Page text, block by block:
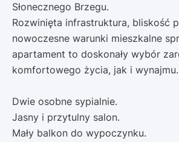
Słonecznego Brzegu.
Rozwinięta infrastruktura, bliskość
nowoczesne warunki mieszkalne
apartament to doskonały wybór
komfortowego życia, jak i wynajmu.
Dwie osobne sypialnie.
Jasny i przytulny salon.
Mały balkon do wypoczynku.